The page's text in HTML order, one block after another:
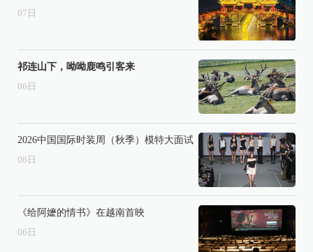
07 日
祁连山下，呦呦鹿鸣引客来
06 日
2026中国国际时装周（秋季）模特大面试
06 日
《给阿嬷的情书》在越南首映
06 日